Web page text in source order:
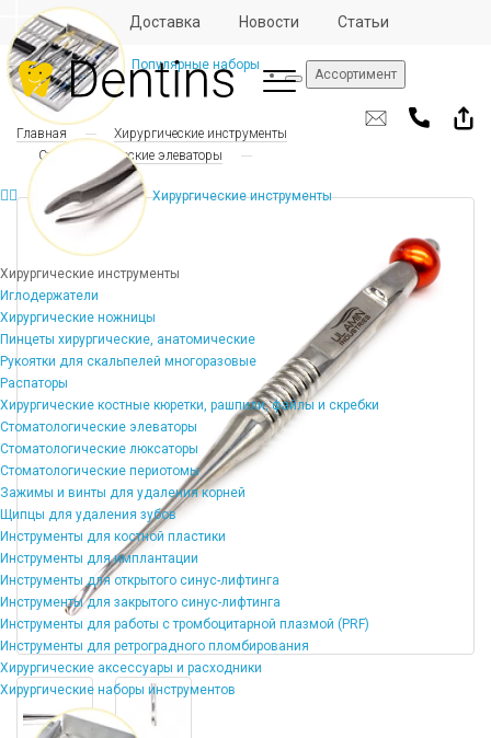
Отзывы Доставка Новости Статьи
Ассортимент
Популярные наборы
Хирургические инструменты
Хирургические инструменты
Иглодержатели
Хирургические ножницы
Пинцеты хирургические, анатомические
Рукоятки для скальпелей многоразовые
Распаторы
Хирургические костные кюретки, рашпили, файлы и скребки
Стоматологические элеваторы
Стоматологические люксаторы
Стоматологические периотомы
Зажимы и винты для удаления корней
Щипцы для удаления зубов
Инструменты для костной пластики
Инструменты для имплантации
Инструменты для открытого синус-лифтинга
Инструменты для закрытого синус-лифтинга
Инструменты для работы с тромбоцитарной плазмой (PRF)
Инструменты для ретроградного пломбирования
Хирургические аксессуары и расходники
Хирургические наборы инструментов
Главная
Хирургические инструменты
Стоматологические элеваторы